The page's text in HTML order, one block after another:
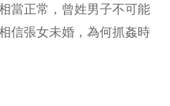
當正常，曾姓男子不可能
信張女未婚，為何抓姦時